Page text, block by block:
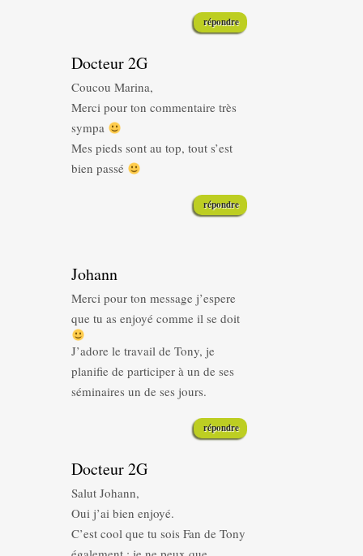
répondre
Docteur 2G
Coucou Marina,
Merci pour ton commentaire très
sympa
Mes pieds sont au top, tout s’est
bien passé
répondre
Johann
Merci pour ton message j’espere
que tu as enjoyé comme il se doit
J’adore le travail de Tony, je
planifie de participer à un de ses
séminaires un de ses jours.
répondre
Docteur 2G
Salut Johann,
Oui j’ai bien enjoyé.
C’est cool que tu sois Fan de Tony